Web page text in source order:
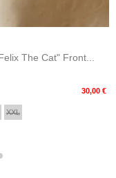
The Cat" Front...
30,00 €
XXL